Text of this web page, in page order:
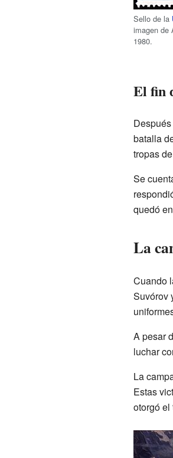
Sello de la
imagen de
1980.
El fin
batalla
tropas
Se
quedó
La
Cuando
Suvórov
A pesar
luchar
La
Estas
otorgó